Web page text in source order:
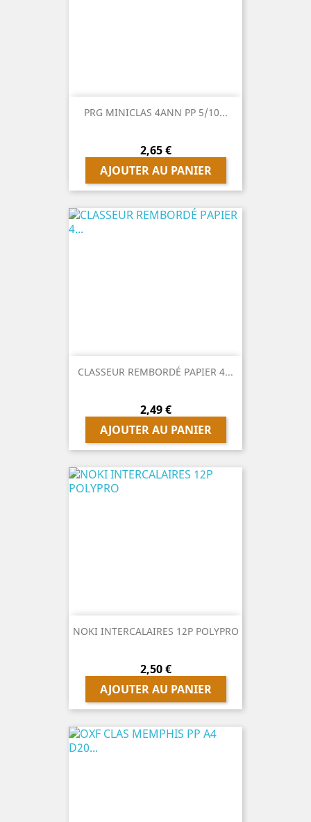
PRG MINICLAS 4ANN PP 5/10...
Prix
2,65 €
AJOUTER AU PANIER
CLASSEUR REMBORDÉ PAPIER 4...
Prix
2,49 €
AJOUTER AU PANIER
NOKI INTERCALAIRES 12P POLYPRO
Prix
2,50 €
AJOUTER AU PANIER